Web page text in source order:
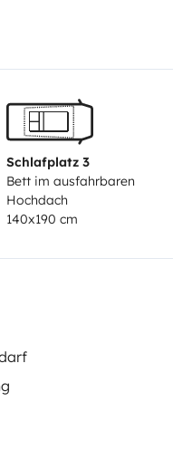
Schlafplatz 3
Bett im ausfahrbaren
Hochdach
140x190 cm